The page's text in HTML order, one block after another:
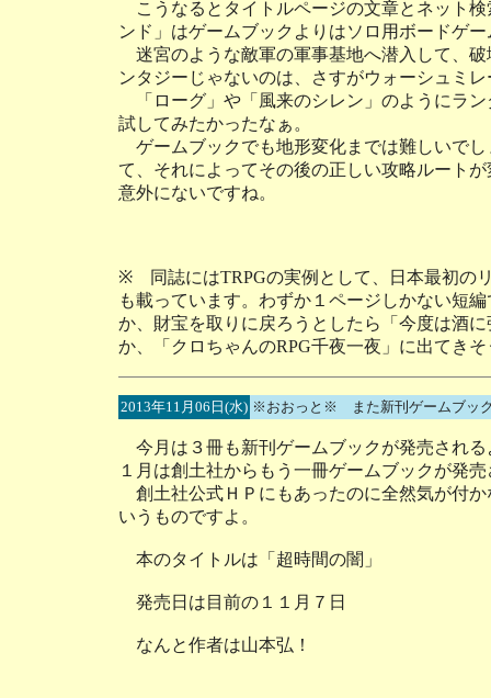
こうなるとタイトルページの文章とネット
ンド」はゲームブックよりはソロ用ボードゲ
迷宮のような敵軍の軍事基地へ潜入して、
ンタジーじゃないのは、さすがウォーシュミ
「ローグ」や「風来のシレン」のようにラ
試してみたかったなぁ。
ゲームブックでも地形変化までは難しいで
て、それによってその後の正しい攻略ルート
意外にないですね。
※ 同誌にはTRPGの実例として、日本最初の
も載っています。わずか１ページしかない短
か、財宝を取りに戻ろうとしたら「今度は酒
か、「クロちゃんのRPG千夜一夜」に出てき
2013年11月06日(水) ※おおっと※ また新刊ゲームブッ
今月は３冊も新刊ゲームブックが発売され
１月は創土社からもう一冊ゲームブックが発
創土社公式ＨＰにもあったのに全然気が付
いうものですよ。
本のタイトルは「超時間の闇」
発売日は目前の１１月７日
なんと作者は山本弘！